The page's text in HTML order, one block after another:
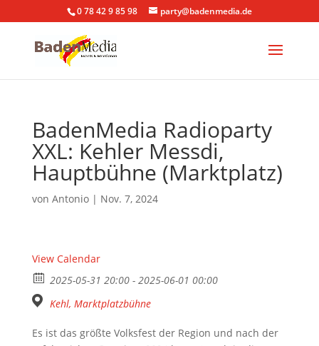
0 78 42 9 85 98 party@badenmedia.de
BadenMedia Radioparty
XXL: Kehler Messdi,
Hauptbühne (Marktplatz)
von Antonio| Nov. 7, 2024
View Calendar
2025-05-31 20:00 - 2025-06-01 00:00
Kehl, Marktplatzbühne
Es ist das größte Volksfest der Region und nach der